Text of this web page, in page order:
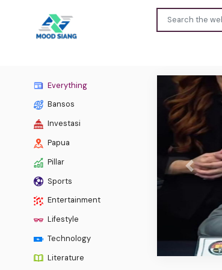
Everything
Bansos
Investasi
Papua
Pillar
Sports
Entertainment
Lifestyle
Technology
Literature
Previous